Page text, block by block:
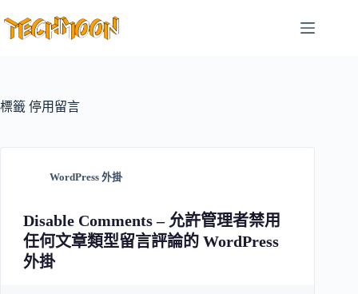
至
容
標籤 停用留言
WordPress 外掛
Disable Comments – 允許管理者禁用
任何文章類型留言評論的 WordPress
外掛